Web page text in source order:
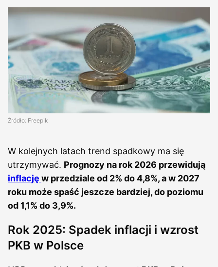
Źródło: Freepik
W kolejnych latach trend spadkowy ma się
utrzymywać. Prognozy na rok 2026 przewidują
inflację w przedziale od 2% do 4,8%, a w 2027
roku może spaść jeszcze bardziej, do poziomu
od 1,1% do 3,9%.
Rok 2025: Spadek inflacji i wzrost
PKB w Polsce